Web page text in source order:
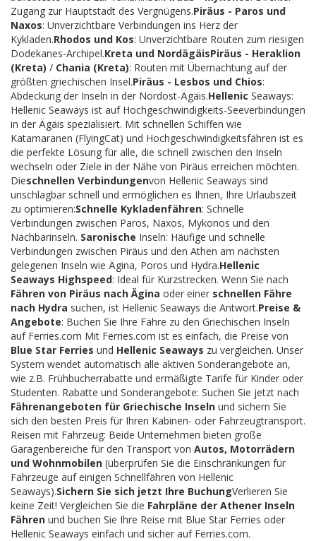
Zugang zur Hauptstadt des Vergnügens.Piräus - Paros und
Naxos: Unverzichtbare Verbindungen ins Herz der
Kykladen.Rhodos und Kos: Unverzichtbare Routen zum riesigen
Dodekanes-Archipel.Kreta und NordägäisPiräus - Heraklion
(Kreta) / Chania (Kreta): Routen mit Übernachtung auf der
größten griechischen Insel.Piräus - Lesbos und Chios:
Abdeckung der Inseln in der Nordost-Ägäis.Hellenic Seaways:
Hellenic Seaways ist auf Hochgeschwindigkeits-Seeverbindungen
in der Ägäis spezialisiert. Mit schnellen Schiffen wie
Katamaranen (FlyingCat) und Hochgeschwindigkeitsfähren ist es
die perfekte Lösung für alle, die schnell zwischen den Inseln
wechseln oder Ziele in der Nähe von Piräus erreichen möchten.
Dieschnellen Verbindungenvon Hellenic Seaways sind
unschlagbar schnell und ermöglichen es Ihnen, Ihre Urlaubszeit
zu optimieren:Schnelle Kykladenfähren: Schnelle
Verbindungen zwischen Paros, Naxos, Mykonos und den
Nachbarinseln. Saronische Inseln: Häufige und schnelle
Verbindungen zwischen Piräus und den Athen am nächsten
gelegenen Inseln wie Ägina, Poros und Hydra.Hellenic
Seaways Highspeed: Ideal für Kurzstrecken. Wenn Sie nach
Fähren von Piräus nach Ägina oder einer schnellen Fähre
nach Hydra suchen, ist Hellenic Seaways die Antwort.Preise &
Angebote: Buchen Sie Ihre Fähre zu den Griechischen Inseln
auf Ferries.com Mit Ferries.com ist es einfach, die Preise von
Blue Star Ferries und Hellenic Seaways zu vergleichen. Unser
System wendet automatisch alle aktiven Sonderangebote an,
wie z.B. Frühbucherrabatte und ermäßigte Tarife für Kinder oder
Studenten. Rabatte und Sonderangebote: Suchen Sie jetzt nach
Fährenangeboten für Griechische Inseln und sichern Sie
sich den besten Preis für Ihren Kabinen- oder Fahrzeugtransport.
Reisen mit Fahrzeug: Beide Unternehmen bieten große
Garagenbereiche für den Transport von Autos, Motorrädern
und Wohnmobilen (überprüfen Sie die Einschränkungen für
Fahrzeuge auf einigen Schnellfähren von Hellenic
Seaways).Sichern Sie sich jetzt Ihre BuchungVerlieren Sie
keine Zeit! Vergleichen Sie die Fahrpläne der Athener Inseln
Fähren und buchen Sie Ihre Reise mit Blue Star Ferries oder
Hellenic Seaways einfach und sicher auf Ferries.com.